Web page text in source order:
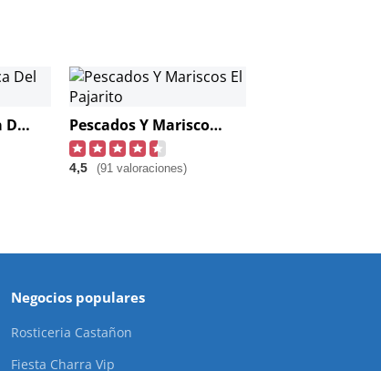
Marisquería Boca Del Río Pescados Y Mariscos El Pajarito
4,5 (91 valoraciones)
Negocios populares
Rosticeria Castañon
Fiesta Charra Vip